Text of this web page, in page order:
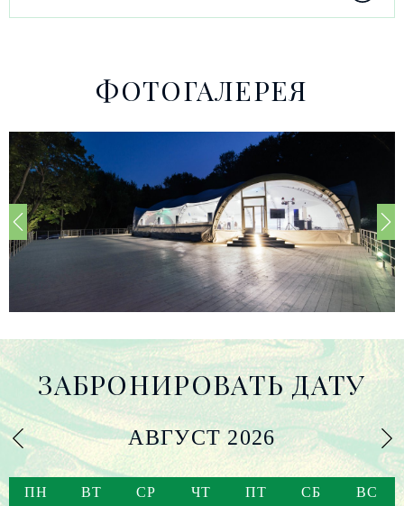
ФОТОГАЛЕРЕЯ
ЗАБРОНИРОВАТЬ ДАТУ
АВГУСТ 2026
ПН ВТ СР ЧТ ПТ СБ ВС